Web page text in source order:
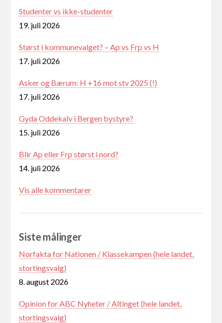
Studenter vs ikke-studenter
19. juli 2026
Størst i kommunevalget? – Ap vs Frp vs H
17. juli 2026
Asker og Bærum: H +16 mot stv 2025 (!)
17. juli 2026
Gyda Oddekalv i Bergen bystyre?
15. juli 2026
Blir Ap eller Frp størst i nord?
14. juli 2026
Vis alle kommentarer
Siste målinger
Norfakta for Nationen / Klassekampen (hele landet,
stortingsvalg)
8. august 2026
Opinion for ABC Nyheter / Altinget (hele landet,
stortingsvalg)